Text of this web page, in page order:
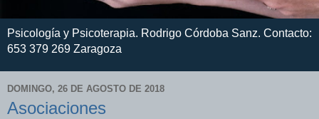
Psicología y Psicoterapia. Rodrigo Córdoba Sanz. Contacto:
653 379 269 Zaragoza
DOMINGO, 26 DE AGOSTO DE 2018
Asociaciones